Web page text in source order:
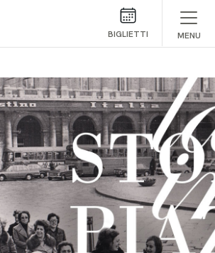
BIGLIETTI MENU